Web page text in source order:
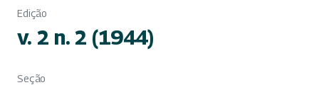
Edição
v. 2 n. 2 (1944)
Seção